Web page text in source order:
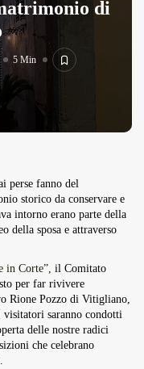
Acustico...
Fès...
di
5 Min
perse fanno del
storico da conservare e
intorno erano parte della
della sposa e attraverso
in Corte”, il Comitato
per far rivivere
Rione Pozzo di Vitigliano,
visitatori saranno condotti
delle nostre radici
che celebrano